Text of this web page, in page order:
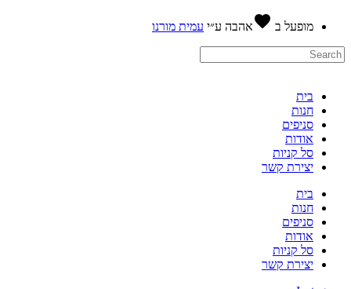
מופעל ב favoriteאהבהע״יעמית מורנו
בית
חנות
סניפים
אודות
סל קניות
יצירת קשר
בית
חנות
סניפים
אודות
סל קניות
יצירת קשר